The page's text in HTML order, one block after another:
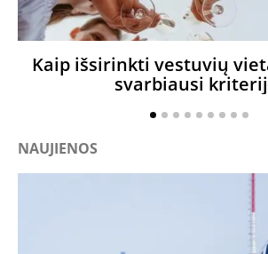
Kaip išsirinkti vestuvių
svarbiausi
NAUJIENOS